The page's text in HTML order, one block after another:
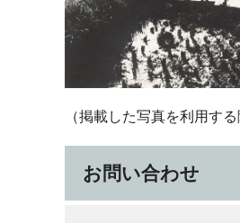
（掲載した写真を利用す
お問い合わせ